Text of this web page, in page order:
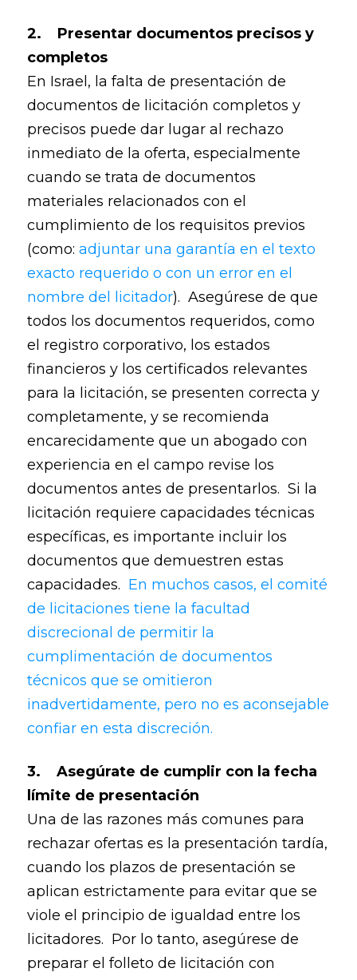
2. Presentar documentos precisos y
completos
En Israel, la falta de presentación de
documentos de licitación completos y
precisos puede dar lugar al rechazo
inmediato de la oferta, especialmente
cuando se trata de documentos
materiales relacionados con el
cumplimiento de los requisitos previos
(como: adjuntar una garantía en el texto
exacto requerido o con un error en el
nombre del licitador). Asegúrese de que
todos los documentos requeridos, como
el registro corporativo, los estados
financieros y los certificados relevantes
para la licitación, se presenten correcta y
completamente, y se recomienda
encarecidamente que un abogado con
experiencia en el campo revise los
documentos antes de presentarlos. Si la
licitación requiere capacidades técnicas
específicas, es importante incluir los
documentos que demuestren estas
capacidades. En muchos casos, el comité
de licitaciones tiene la facultad
discrecional de permitir la
cumplimentación de documentos
técnicos que se omitieron
inadvertidamente, pero no es aconsejable
confiar en esta discreción.
3. Asegúrate de cumplir con la fecha
límite de presentación
Una de las razones más comunes para
rechazar ofertas es la presentación tardía,
cuando los plazos de presentación se
aplican estrictamente para evitar que se
viole el principio de igualdad entre los
licitadores. Por lo tanto, asegúrese de
preparar el folleto de licitación con